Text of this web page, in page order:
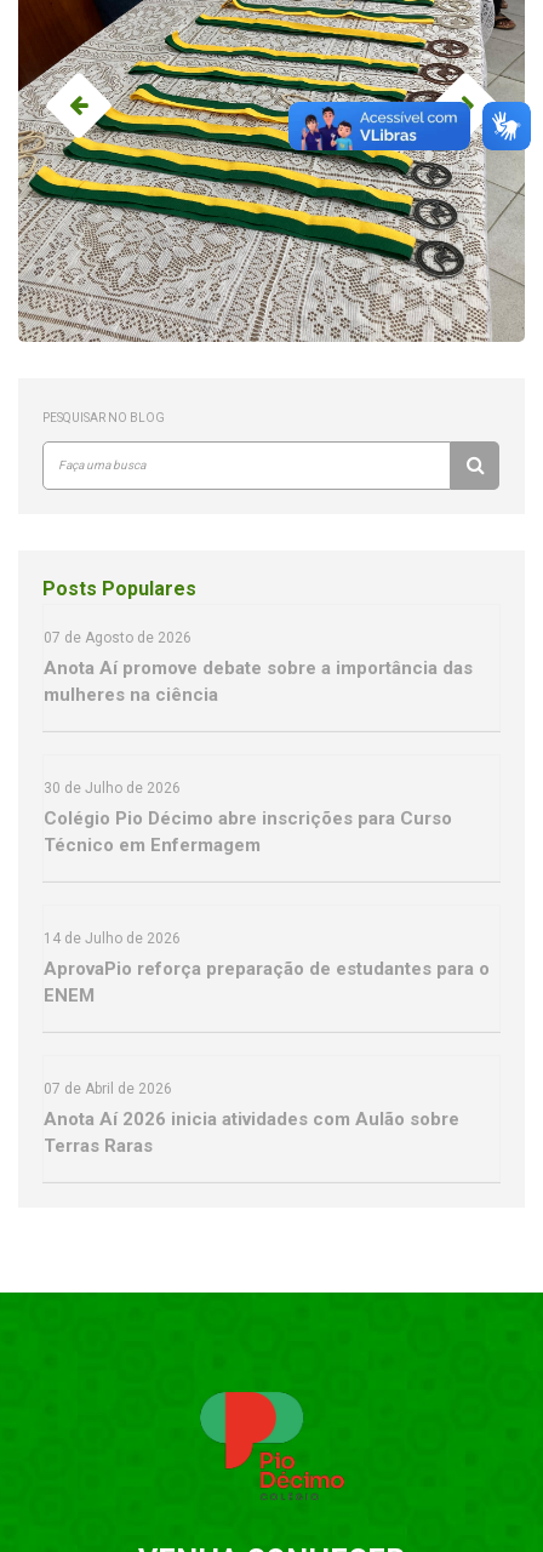
PESQUISAR NO BLOG
Posts Populares
07 de Agosto de 2026
Anota Aí promove debate sobre a importância das
mulheres na ciência
30 de Julho de 2026
Colégio Pio Décimo abre inscrições para Curso
Técnico em Enfermagem
14 de Julho de 2026
AprovaPio reforça preparação de estudantes para o
ENEM
07 de Abril de 2026
Anota Aí 2026 inicia atividades com Aulão sobre
Terras Raras